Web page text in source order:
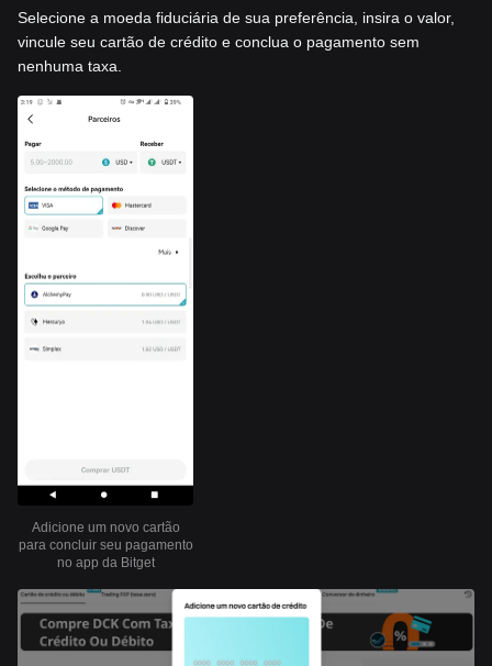
Selecione a moeda fiduciária de sua preferência, insira o valor,
vincule seu cartão de crédito e conclua o pagamento sem
nenhuma taxa.
Adicione um novo cartão
para concluir seu pagamento
no app da Bitget